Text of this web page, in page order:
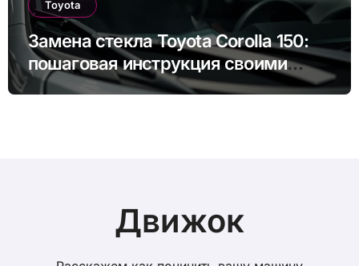
Toyota
Замена стекла Toyota Corolla 150:
пошаговая инструкция своими
руками
Движок